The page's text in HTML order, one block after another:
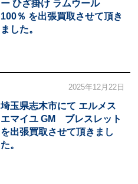
ー ひざ掛け ラムウール
100％ を出張買取させて頂き
ました。
2025年12月22日
埼玉県志木市にて エルメス
エマイユ GM ブレスレット
を出張買取させて頂きまし
た。